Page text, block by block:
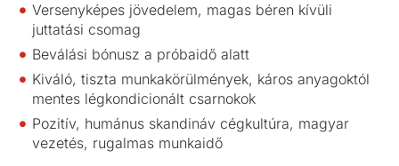
Versenyképes jövedelem, magas béren kívüli
juttatási csomag
Beválási bónusz a próbaidő alatt
Kiváló, tiszta munkakörülmények, káros anyagoktól
mentes légkondicionált csarnokok
Pozitív, humánus skandináv cégkultúra, magyar
vezetés, rugalmas munkaidő